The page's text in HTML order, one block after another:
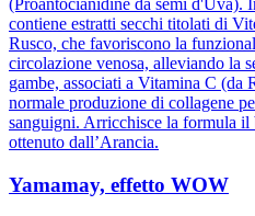
contiene estratti secchi titolati di
Rusco, che favoriscono la
circolazione venosa, alleviando la
gambe, associati a Vitamina C (da
normale produzione di collagene
sanguigni. Arricchisce la formula
ottenuto dall’Arancia.
Yamamay, effetto WOW